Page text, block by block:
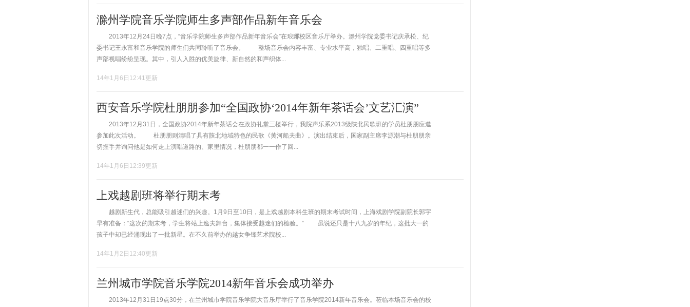
滁州学院音乐学院师生多声部作品新年音乐会
2013年12月24日晚7点，“音乐学院师生多声部作品新年音乐会”在琅琊校区音乐厅举办。滁州学院党委书记庆承松、纪
委书记王永富和音乐学院的师生们共同聆听了音乐会。 整场音乐会内容丰富、专业水平高，独唱、二重唱、四重唱等多
声部视唱纷纷呈现。其中，引人入胜的优美旋律、新自然的和声织体...
14年1月6日12:41更新
西安音乐学院杜朋朋参加“全国政协‘2014年新年茶话会’文艺汇演”
2013年12月31日，全国政协2014年新年茶话会在政协礼堂三楼举行，我院声乐系2013级陕北民歌班的学员杜朋朋应邀
参加此次活动。 杜朋朋则清唱了具有陕北地域特色的民歌《黄河船夫曲》。演出结束后，国家副主席李源潮与杜朋朋亲
切握手并询问他是如何走上演唱道路的、家里情况，杜朋朋都一一作了回...
14年1月6日12:39更新
上戏越剧班将举行期末考
越剧新生代，总能吸引越迷们的兴趣。1月9日至10日，是上戏越剧本科生班的期末考试时间，上海戏剧学院副院长郭宇
早有准备：“这次的期末考，学生将站上逸夫舞台，集体接受越迷们的检验。” 虽说还只是十八九岁的年纪，这批大一的
孩子中却已经涌现出了一批新星。在不久前举办的越女争锋艺术院校...
14年1月2日12:40更新
兰州城市学院音乐学院2014新年音乐会成功举办
2013年12月31日19点30分，在兰州城市学院音乐学院大音乐厅举行了音乐学院2014新年音乐会。莅临本场音乐会的校